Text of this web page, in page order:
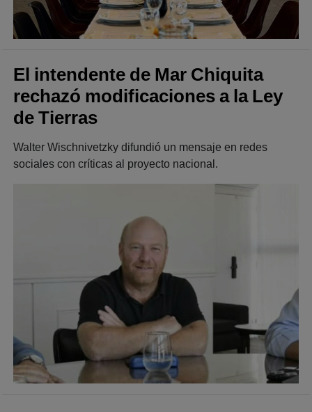
El intendente de Mar Chiquita
rechazó modificaciones a la Ley
de Tierras
Walter Wischnivetzky difundió un mensaje en redes
sociales con críticas al proyecto nacional.